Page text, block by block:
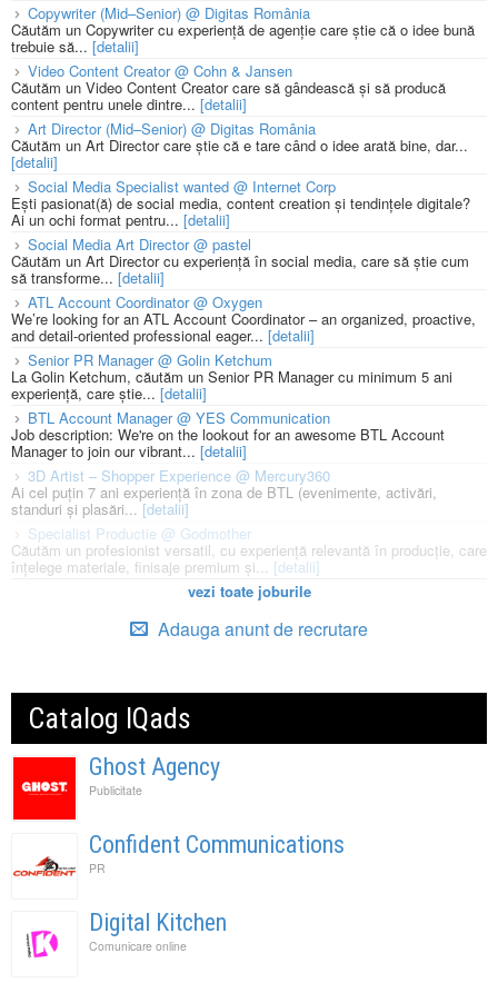
Copywriter (Mid–Senior) @ Digitas România
Căutăm un Copywriter cu experiență de agenție care știe că o idee bună
trebuie să... [detalii]
Video Content Creator @ Cohn & Jansen
Căutăm un Video Content Creator care să gândească și să producă
content pentru unele dintre... [detalii]
Art Director (Mid–Senior) @ Digitas România
Căutăm un Art Director care știe că e tare când o idee arată bine, dar...
[detalii]
Social Media Specialist wanted @ Internet Corp
Ești pasionat(ă) de social media, content creation și tendințele digitale?
Ai un ochi format pentru... [detalii]
Social Media Art Director @ pastel
Căutăm un Art Director cu experiență în social media, care să știe cum
să transforme... [detalii]
ATL Account Coordinator @ Oxygen
We’re looking for an ATL Account Coordinator – an organized, proactive,
and detail-oriented professional eager... [detalii]
Senior PR Manager @ Golin Ketchum
La Golin Ketchum, căutăm un Senior PR Manager cu minimum 5 ani
experiență, care știe... [detalii]
BTL Account Manager @ YES Communication
Job description: We're on the lookout for an awesome BTL Account
Manager to join our vibrant... [detalii]
3D Artist – Shopper Experience @ Mercury360
Ai cel puțin 7 ani experiență în zona de BTL (evenimente, activări,
standuri și plasări... [detalii]
Specialist Productie @ Godmother
Căutăm un profesionist versatil, cu experiență relevantă în producție, care
înțelege materiale, finisaje premium și... [detalii]
vezi toate joburile
Adauga anunt de recrutare
Catalog IQads
Ghost Agency
Publicitate
Confident Communications
PR
Digital Kitchen
Comunicare online